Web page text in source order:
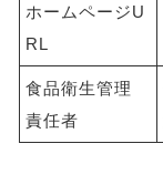
ホームページU
RL
食品衛生管理
責任者